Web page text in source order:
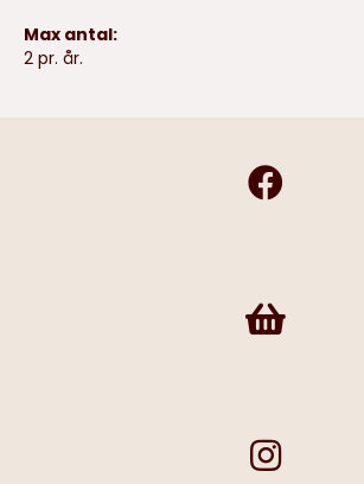
Max antal:
2 pr. år.
Frivilligshop